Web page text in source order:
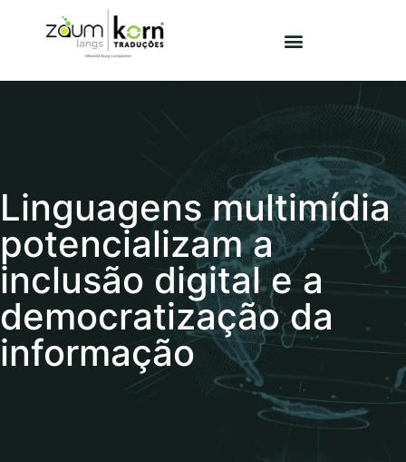
Linguagens multimídia
potencializam a
inclusão digital e a
democratização da
informação